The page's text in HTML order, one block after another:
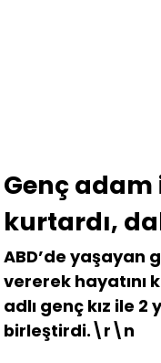
Genç adam
kurtardı,
ABD’de yaşayan
vererek hayatını
adlı genç kız ile 2
birleştirdi.\r\n